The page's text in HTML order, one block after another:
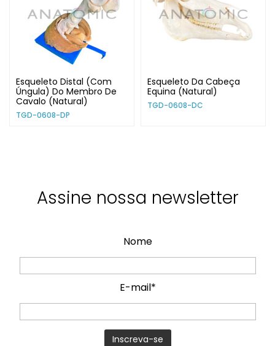
Esqueleto Distal (Com
Úngula) Do Membro De
Cavalo (Natural)
TGD-0608-DP
Esqueleto Da Cabeça
Equina (Natural)
TGD-0608-DC
Assine nossa newsletter
Nome
E-mail*